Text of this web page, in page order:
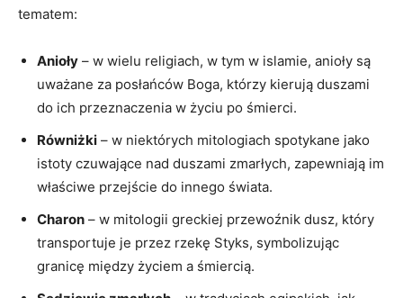
tematem:
Anioły – w wielu ⁤religiach, w⁣ tym ​w islamie, anioły‍ są
uważane za posłańców Boga, którzy kierują duszami
do ich przeznaczenia w życiu po śmierci.
Równiżki – w niektórych⁤ mitologiach spotykane jako
⁣istoty czuwające ​nad duszami ⁣zmarłych, zapewniają im
właściwe przejście do innego świata.
Charon – w mitologii greckiej przewoźnik dusz, który
‌transportuje je przez rzekę Styks,⁢ symbolizując
granicę między życiem a śmiercią.